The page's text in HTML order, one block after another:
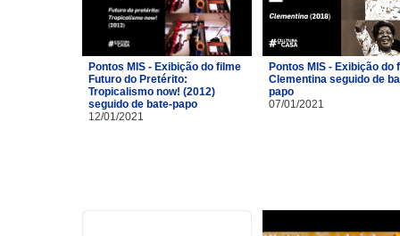
Pontos MIS - Exibição do filme
Futuro do Pretérito:
Tropicalismo now! (2012)
seguido de bate-papo
12/01/2021
Pontos MIS - Exibição do
Clementina seguido de
papo
07/01/2021